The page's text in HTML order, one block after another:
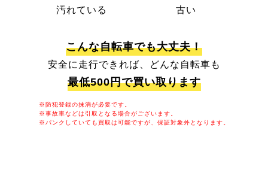
汚れている 古い
こんな自転車でも大丈夫！
安全に走行できれば、どんな自転車も
最低500円で買い取ります
※防犯登録の抹消が必要です。
※事故車などは引取となる場合がございます。
※パンクしていても買取は可能ですが、保証対象外となります。